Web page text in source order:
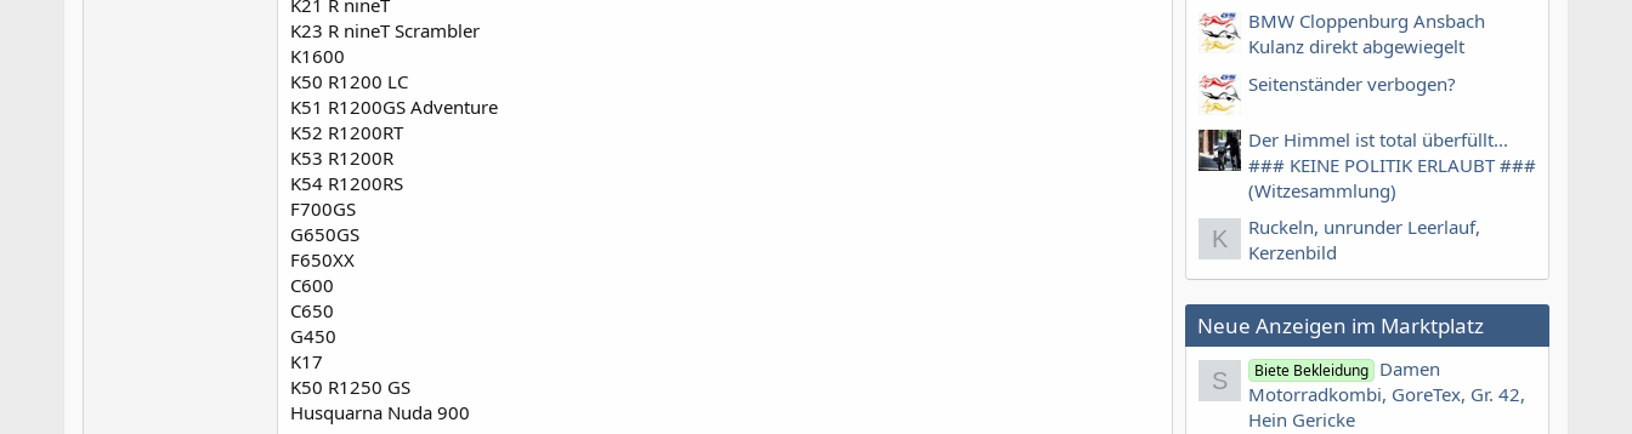
K21 R nineT
K23 R nineT Scrambler
K1600
K50 R1200 LC
K51 R1200GS Adventure
K52 R1200RT
K53 R1200R
K54 R1200RS
F700GS
G650GS
F650XX
C600
C650
G450
K17
K50 R1250 GS
Husquarna Nuda 900
BMW Cloppenburg Ansbach
Kulanz direkt abgewiegelt
Seitenständer verbogen?
Der Himmel ist total überfüllt...
### KEINE POLITIK ERLAUBT ###
(Witzesammlung)
K
Ruckeln, unrunder Leerlauf,
Kerzenbild
Neue Anzeigen im Marktplatz
S Biete Bekleidung Damen
Motorradkombi, GoreTex, Gr. 42,
Hein Gericke